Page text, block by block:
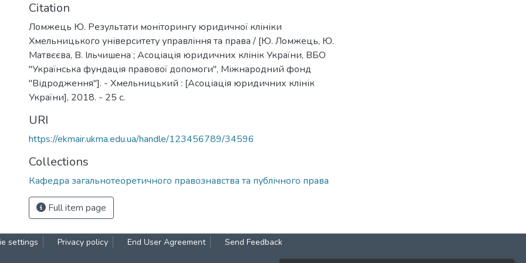
Citation
Ломжець Ю. Результати моніторингу юридичної клініки
Хмельницького університету управління та права / [Ю. Ломжець, Ю.
Матвєєва, В. Ільчишена ; Асоціація юридичних клінік України, ВБО
"Українська фундація правової допомоги", Міжнародний фонд
"Відродження"]. - Хмельницький : [Асоціація юридичних клінік
України], 2018. - 25 с.
URI
https://ekmair.ukma.edu.ua/handle/123456789/34596
Collections
Кафедра загальнотеоретичного правознавства та публічного права
Full item page
settings Privacy policy End User Agreement Send Feedback